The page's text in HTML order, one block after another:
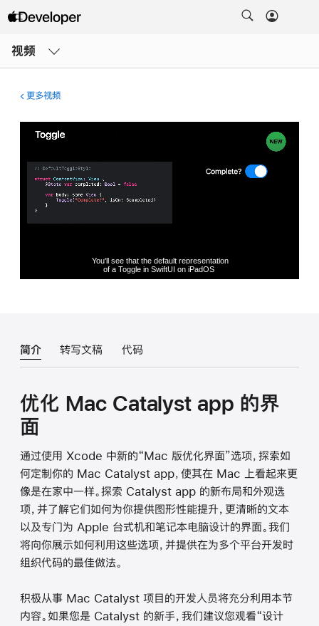
视频
单
更多视频
简介 转写文稿 代码
优化 Mac Catalyst app 的界
面
通过使用 Xcode 中新的“Mac 版优化界面”选项，探索如
何定制你的 Mac Catalyst app，使其在 Mac 上看起来更
像是在家中一样。探索 Catalyst app 的新布局和外观选
项，并了解它们如何为你提供图形性能提升，更清晰的文本
以及专门为 Apple 台式机和笔记本电脑设计的界面。我们
将向你展示如何利用这些选项，并提供在为多个平台开发时
组织代码的最佳做法。
积极从事 Mac Catalyst 项目的开发人员将充分利用本节
内容。如果您是 Catalyst 的新手，我们建议您观看“设计